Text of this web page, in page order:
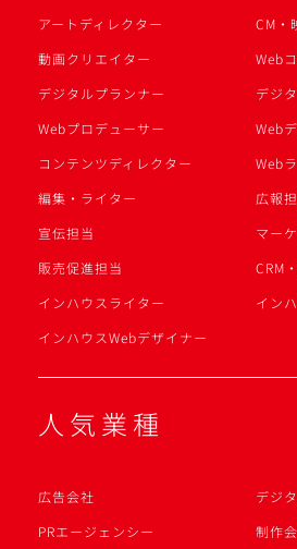
アートディレクター
CM・
動画クリエイター
Web
デジタルプランナー
デジ
Webプロデューサー
Web
コンテンツディレクター
Web
編集・ライター
広報
宣伝担当
マー
販売促進担当
CRM
インハウスライター
イン
インハウスWebデザイナー
人気業種
広告会社
デジ
PRエージェンシー
制作